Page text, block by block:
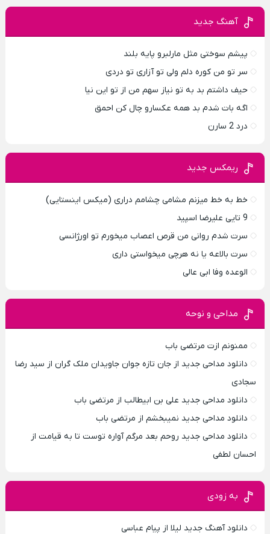
آهنگ جدید
پیشم سوختی مثل مارلبرو پایه بلند
سر تو من کوره دلم ولی تو آزاری تو دردی
حیف داشتم بد به تو نیاز سهم من از تو این نیا
اگه بات شدم بد همه عکسارو چال کن احمق
درد 2 سارن
ریمکس جدید
خط به خط میزنم مشامی چشامم دراری (میکس اینستایی)
9 تایی علیرضا اسپید
سرت شدم روانی من قرص اعصاب میخورم تو اورژانسی
سرت بالاعه یا نه هرچی میخواستی داری
الوعده وفا ابی عالی
مداحی و نوحه
ممنونم ازت مرتضی باب
دانلود مداحی جدید از جان تازه جوان جاویدان ملک گران از سید رضا
سجادی
دانلود مداحی جدید علی بن ابیطالب از مرتضی باب
دانلود مداحی جدید نمیبخشم از مرتضی باب
دانلود مداحی جدید روحم بعد مرگم آواره توست تا به قیامت از
احسان لطفی
به زودی
دانلود آهنگ جدید لیلا از پیام عباسی